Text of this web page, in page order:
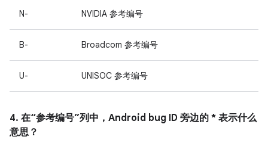
N- NVIDIA 参考编号
B- Broadcom 参考编号
U- UNISOC 参考编号
4. 在“参考编号”列中，Android bug ID 旁边的 * 表示什么
意思？